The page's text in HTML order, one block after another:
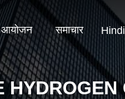
आयोजन समाचार Hindi
HYDROGEN